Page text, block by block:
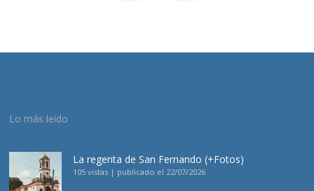
Lo más leído
La regenta de San Fernando (+Fotos)
105 vistas | publicado el 22/07/2026